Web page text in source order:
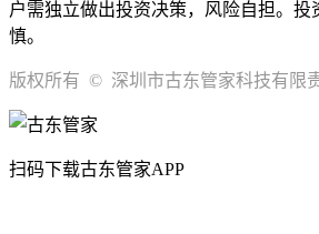
户需独立做出投资决策，风险自担。投
慎。
版权所有 © 深圳市古东管家科技有限
扫码下载古东管家APP